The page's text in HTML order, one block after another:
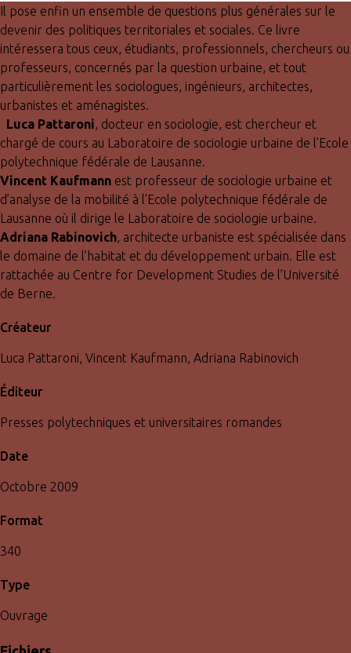
Il pose enfin un ensemble de questions plus générales sur le
devenir des politiques territoriales et sociales. Ce livre
intéressera tous ceux, étudiants, professionnels, chercheurs ou
professeurs, concernés par la question urbaine, et tout
particulièrement les sociologues, ingénieurs, architectes,
urbanistes et aménagistes.
Luca Pattaroni, docteur en sociologie, est chercheur et
chargé de cours au Laboratoire de sociologie urbaine de l’Ecole
polytechnique fédérale de Lausanne.
Vincent Kaufmann est professeur de sociologie urbaine et
d’analyse de la mobilité à l’Ecole polytechnique fédérale de
Lausanne où il dirige le Laboratoire de sociologie urbaine.
Adriana Rabinovich, architecte urbaniste est spécialisée dans
le domaine de l’habitat et du développement urbain. Elle est
rattachée au Centre for Development Studies de l’Université
de Berne.
Créateur
Luca Pattaroni, Vincent Kaufmann, Adriana Rabinovich
Éditeur
Presses polytechniques et universitaires romandes
Date
Octobre 2009
Format
340
Type
Ouvrage